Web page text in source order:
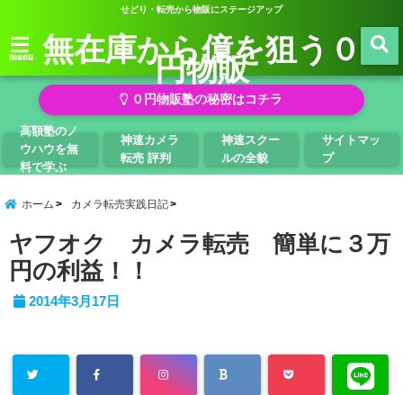
せどり・転売から物販にステージアップ
menu 無在庫から億を狙う０
円物販
０円物販塾の秘密はコチラ
高額塾のノ
ウハウを無
料で学ぶ
神速カメラ
転売 評判
神速スクー
ルの全貌
サイトマッ
プ
ホーム カメラ転売実践日記
ヤフオク カメラ転売 簡単に３万
円の利益！！
2014年3月17日